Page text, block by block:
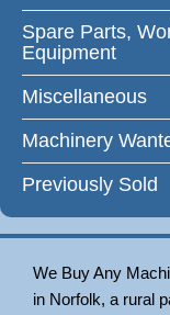
Spare Parts,
Equipment
Miscellaneous
Machinery
Previously Sold
We Buy Any
in Norfolk, a rural